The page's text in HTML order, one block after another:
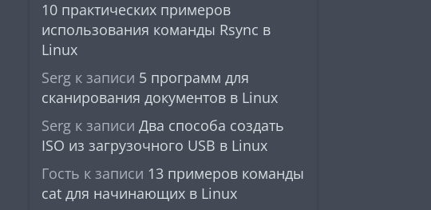
10 практических примеров
использования команды Rsync в
Linux
Serg к записи 5 программ для
сканирования документов в Linux
Serg к записи Два способа создать
ISO из загрузочного USB в Linux
Гость к записи 13 примеров команды
cat для начинающих в Linux